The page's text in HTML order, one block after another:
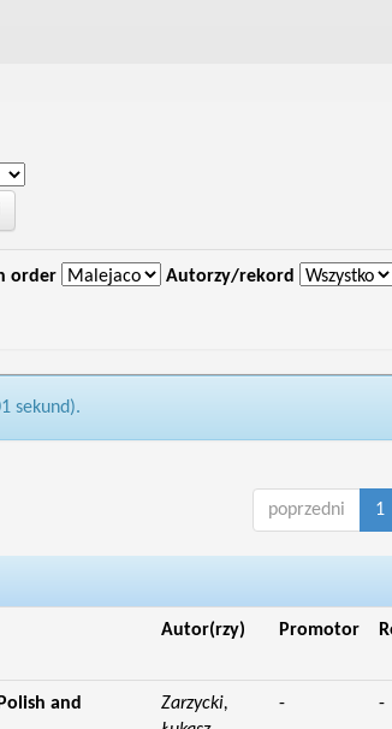
order Autorzy/rekord
sekund).
poprzedni 1
Autor(rzy) Promotor
and
Zarzycki,
- -